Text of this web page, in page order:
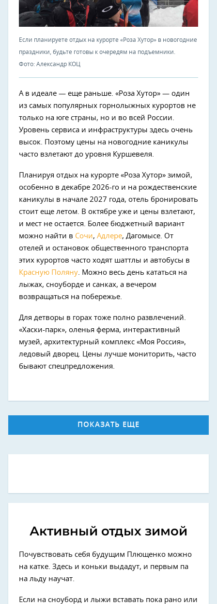
Если планируете отдых на курорте «Роза Хутор» в новогодние
праздники, будьте готовы к очередям на подъемники.
Фото: Александр КОЦ
А в идеале — еще раньше. «Роза Хутор» — один
из самых популярных горнолыжных курортов не
только на юге страны, но и во всей России.
Уровень сервиса и инфраструктуры здесь очень
высок. Поэтому цены на новогодние каникулы
часто взлетают до уровня Куршевеля.
Планируя отдых на курорте «Роза Хутор» зимой,
особенно в декабре 2026-го и на рождественские
каникулы в начале 2027 года, отель бронировать
стоит еще летом. В октябре уже и цены взлетают,
и мест не остается. Более бюджетный вариант
можно найти в Сочи, Адлере, Дагомысе. От
отелей и остановок общественного транспорта
этих курортов часто ходят шаттлы и автобусы в
Красную Поляну . Можно весь день кататься на
лыжах, сноуборде и санках, а вечером
возвращаться на побережье.
Для детворы в горах тоже полно развлечений.
«Хаски-парк», оленья ферма, интерактивный
музей, архитектурный комплекс «Моя Россия»,
ледовый дворец. Цены лучше мониторить, часто
бывают спецпредложения.
ПОКАЗАТЬ ЕЩЕ
Активный отдых зимой
Почувствовать себя будущим Плющенко можно
на катке. Здесь и коньки выдадут, и первым па
на льду научат.
Если на сноуборд и лыжи вставать пока рано или